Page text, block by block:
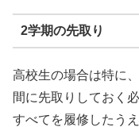
2学期の先取り
高校生の場合は特に
間に先取りしておく
すべてを履修したう